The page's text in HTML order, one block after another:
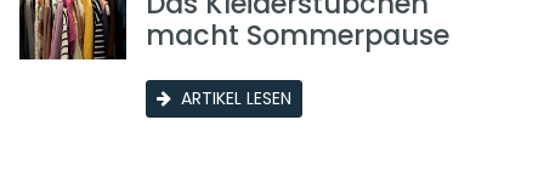
macht Sommerpause
ARTIKEL LESEN